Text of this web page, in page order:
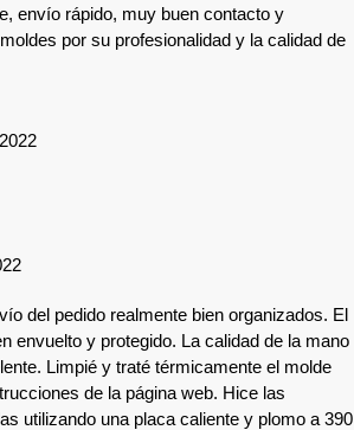
envío rápido, muy buen contacto y
por su profesionalidad y la calidad de
del pedido realmente bien organizados. El
envuelto y protegido. La calidad de la mano
Limpié y traté térmicamente el molde
de la página web. Hice las
utilizando una placa caliente y plomo a 390